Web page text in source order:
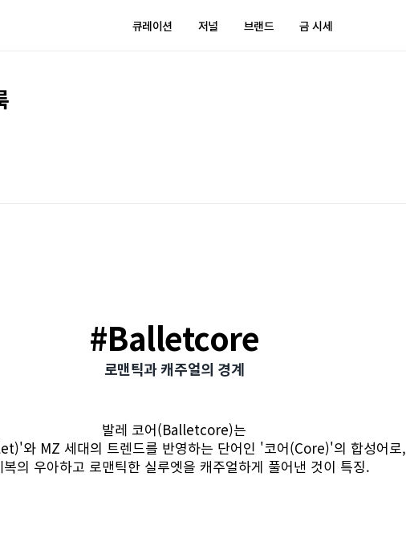
큐레이션 저널 브랜드 금 시세
#Balletcore
로맨틱과 캐주얼의 경계
발레 코어(Balletcore)는
와 MZ 세대의 트렌드를 반영하는 단어인 '코어(Core)'의 합성어로,
복의 우아하고 로맨틱한 실루엣을 캐주얼하게 풀어낸 것이 특징.